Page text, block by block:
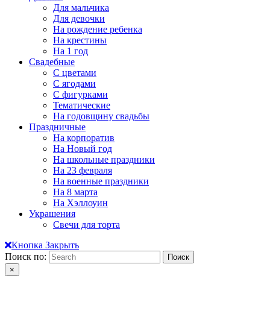
Для мальчика
Для девочки
На рождение ребенка
На крестины
На 1 год
Свадебные
С цветами
С ягодами
С фигурками
Тематические
На годовщину свадьбы
Праздничные
На корпоратив
На Новый год
На школьные праздники
На 23 февраля
На военные праздники
На 8 марта
На Хэллоуин
Украшения
Свечи для торта
Кнопка Закрыть
Поиск по:
×